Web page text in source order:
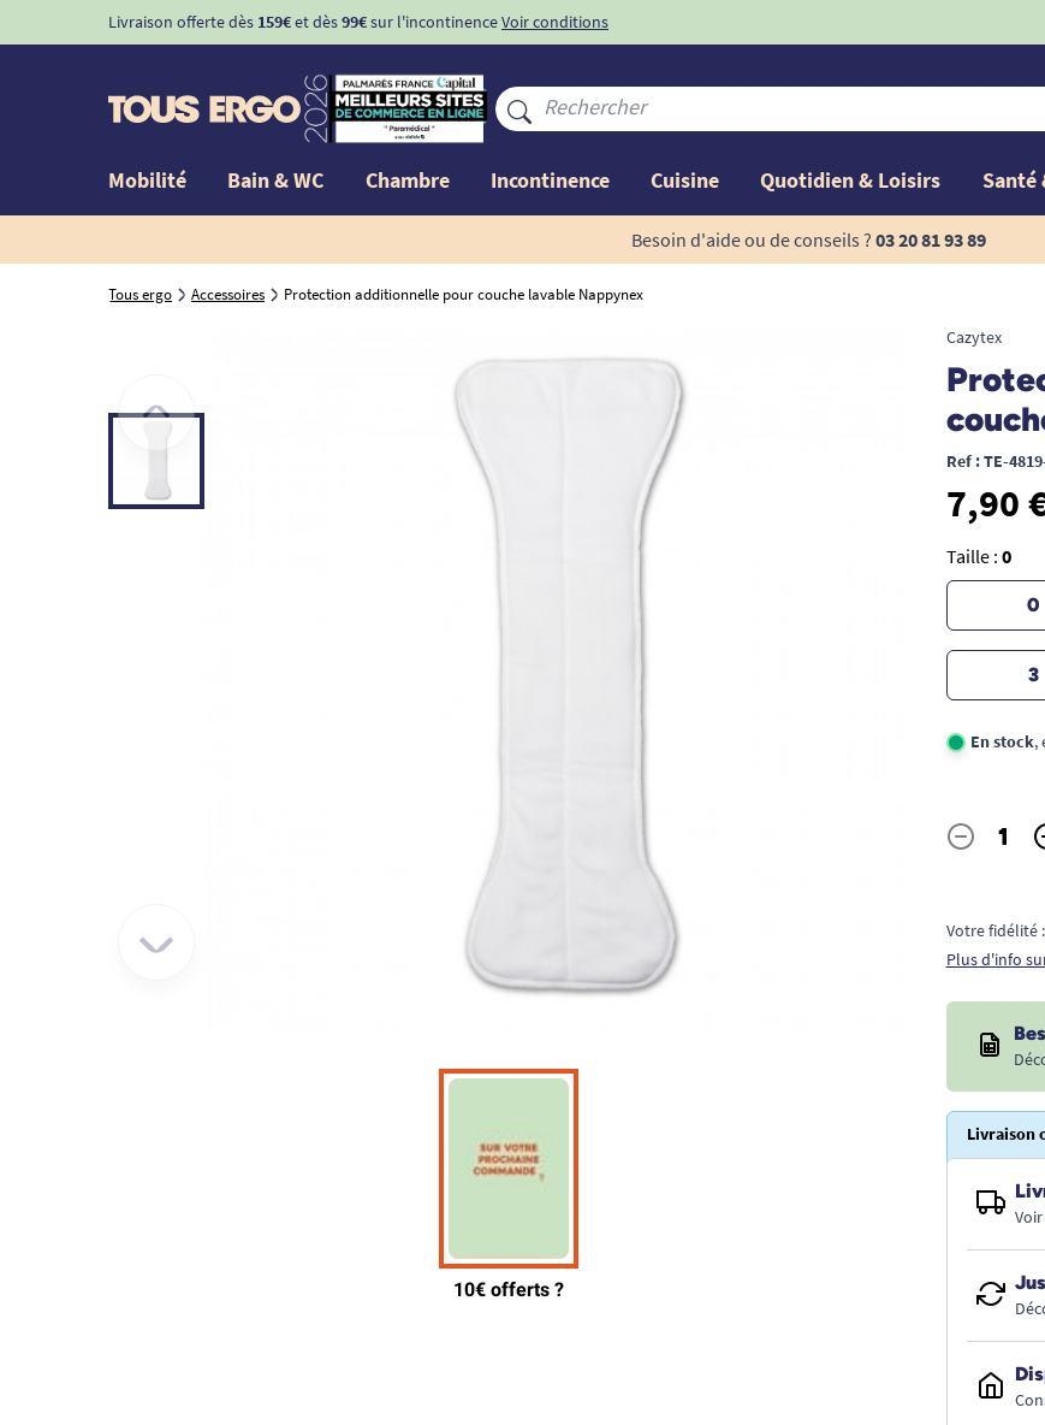
Livraison offerte dès 159€et dès99€sur l'incontinenceVoir conditions
Mobilité Bain & WC Chambre Incontinence Cuisine Quotidien & Loisirs Santé
Besoin d'aide ou de conseils ? 03 20 81 93 89
Tous ergo Accessoires Protection additionnelle pour couche lavable Nappynex
Cazytex
Ref : TE-
7,90
Taille : 0
0
3
En stock,
Quantité
-
Votre fidélité
Plus d'info
Livraison